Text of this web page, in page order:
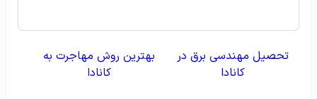
تحصیل مهندسی برق در
کانادا
بهترین روش مهاجرت به
کانادا